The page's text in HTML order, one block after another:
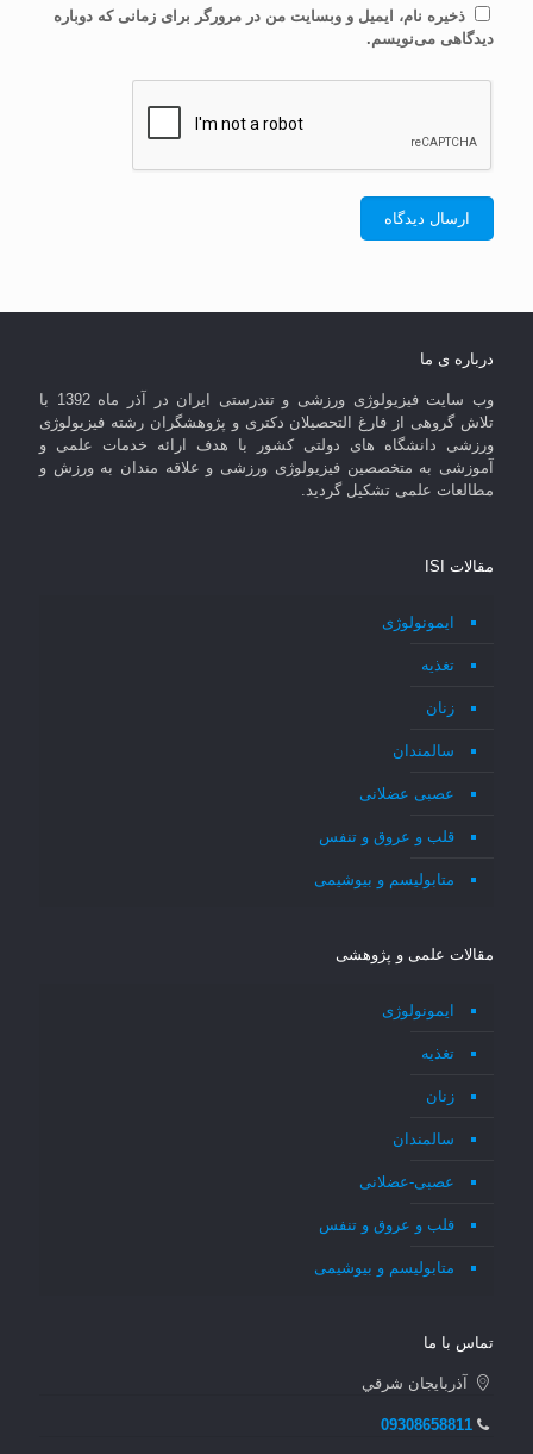
ذخیره نام، ایمیل و وبسایت من در مرورگر برای زمانی که دوباره
دیدگاهی می‌نویسم.
درباره ی ما
وب سایت فیزیولوژی ورزشی و تندرستی ایران در آذر ماه 1392 با
تلاش گروهی از فارغ التحصیلان دکتری و پژوهشگران رشته فیزیولوژی
ورزشی دانشگاه های دولتی کشور با هدف ارائه خدمات علمی و
آموزشی به متخصصین فیزیولوژی ورزشی و علاقه مندان به ورزش و
مطالعات علمی تشکیل گردید.
مقالات ISI
ایمونولوژی
تغذیه
زنان
سالمندان
عصبی عضلانی
قلب و عروق و تنفس
متابولیسم و بیوشیمی
مقالات علمی و پژوهشی
ایمونولوژی
تغذیه
زنان
سالمندان
عصبی-عضلانی
قلب و عروق و تنفس
متابولیسم و بیوشیمی
تماس با ما
آذربايجان شرقي
09308658811